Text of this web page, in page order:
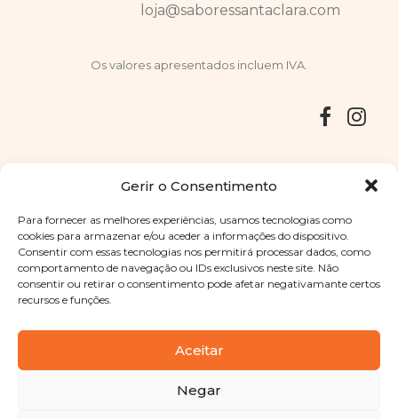
Gerir o Consentimento
Para fornecer as melhores experiências, usamos tecnologias como
cookies para armazenar e/ou aceder a informações do dispositivo.
Consentir com essas tecnologias nos permitirá processar dados, como
comportamento de navegação ou IDs exclusivos neste site. Não
consentir ou retirar o consentimento pode afetar negativamante certos
recursos e funções.
Aceitar
Negar
loja@saboressantaclara.com
Os valores apresentados incluem IVA.
Copyright © 2025 Sabores Santa Clara
. Todos os direitos
reservadosPolítica de Privacidade |Termos e condições
Designed byShift Your Branding Agency